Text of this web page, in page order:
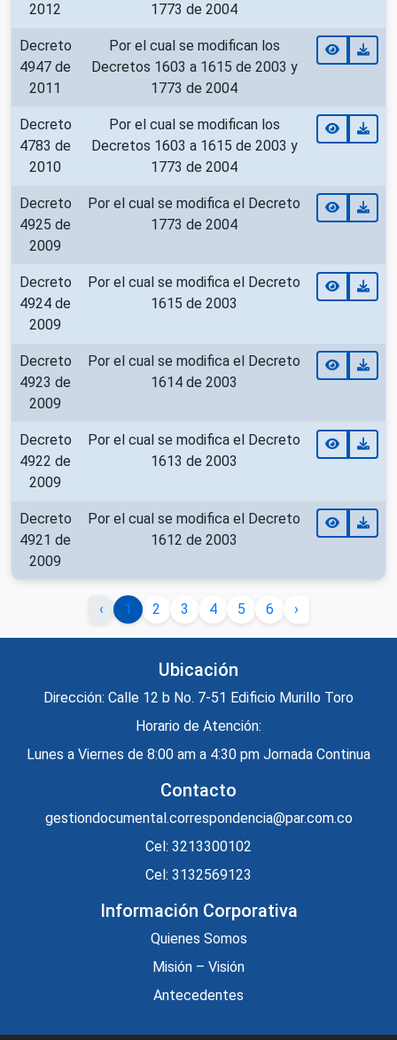
2012
1773 de 2004
Decreto
4947 de
2011
Por el cual se modifican los
Decretos 1603 a 1615 de 2003 y
1773 de 2004
Decreto
4783 de
2010
Por el cual se modifican los
Decretos 1603 a 1615 de 2003 y
1773 de 2004
Decreto
4925 de
2009
Por el cual se modifica el Decreto
1773 de 2004
Decreto
4924 de
2009
Por el cual se modifica el Decreto
1615 de 2003
Decreto
4923 de
2009
Por el cual se modifica el Decreto
1614 de 2003
Decreto
4922 de
2009
Por el cual se modifica el Decreto
1613 de 2003
Decreto
4921 de
2009
Por el cual se modifica el Decreto
1612 de 2003
‹ 1 2 3 4 5 6 ›
Ubicación
Dirección: Calle 12 b No. 7-51 Edificio Murillo Toro
Horario de Atención:
Lunes a Viernes de 8:00 am a 4:30 pm Jornada Continua
Contacto
gestiondocumental.correspondencia@par.com.co
Cel: 3213300102
Cel: 3132569123
Información Corporativa
Quienes Somos
Misión – Visión
Antecedentes